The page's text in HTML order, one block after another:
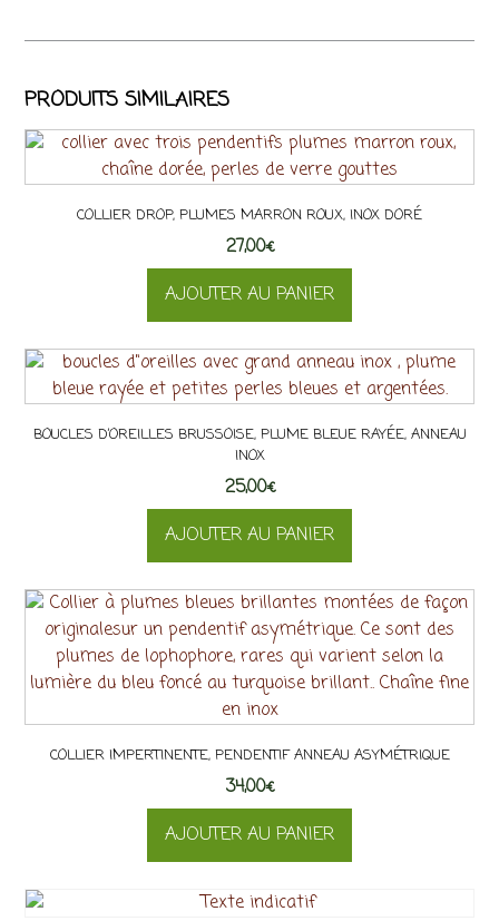
PRODUITS SIMILAIRES
COLLIER DROP, PLUMES MARRON ROUX, INOX DORÉ
27,00€
AJOUTER AU PANIER
BOUCLES D’OREILLES BRUSSOISE, PLUME BLEUE RAYÉE, ANNEAU
INOX
25,00€
AJOUTER AU PANIER
COLLIER IMPERTINENTE, PENDENTIF ANNEAU ASYMÉTRIQUE
34,00€
AJOUTER AU PANIER